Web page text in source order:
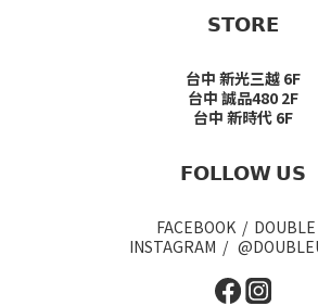
𝗦𝗧𝗢𝗥𝗘
台中 新光三越 6F
台中 誠品480 2F
台中 新時代 6F
𝗙𝗢𝗟𝗟𝗢𝗪 𝗨𝗦
FACEBOOK / DOUBLE
INSTAGRAM /